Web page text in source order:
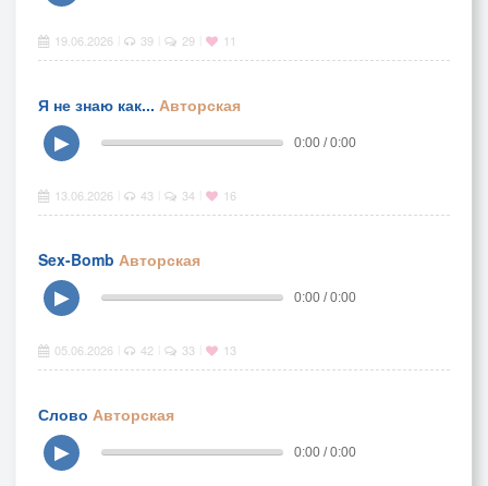
19.06.2026 39 29 11
Я не знаю как... Авторская
▶
0:00 / 0:00
13.06.2026 43 34 16
Sex-Bomb Авторская
▶
0:00 / 0:00
05.06.2026 42 33 13
Слово Авторская
▶
0:00 / 0:00